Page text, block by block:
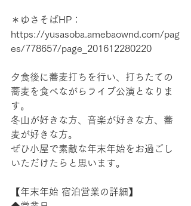
＊ゆさそばHP：
https://yusasoba.amebaownd.com/pag
es/778657/page_201612280220
夕食後に蕎麦打ちを行い、打ちたての
蕎麦を食べながらライブ公演となりま
す。
冬山が好きな方、音楽が好きな方、蕎
麦が好きな方。
ぜひ小屋で素敵な年末年始をお過ごし
いただけたらと思います。
【年末年始 宿泊営業の詳細】